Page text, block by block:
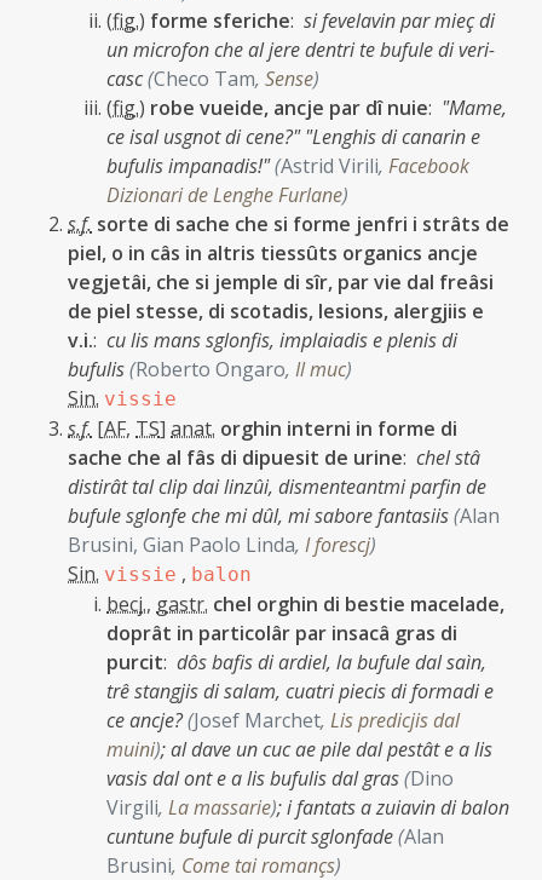
(fig.) forme sferiche: si fevelavin par mieç di
un microfon che al jere dentri te bufule di veri-
casc(Checo Tam, Sense)
(fig.) robe vueide, ancje par dî nuie: "Mame,
ce isal usgnot di cene?" "Lenghis di canarin e
bufulis impanadis!"(Astrid Virili, Facebook
Dizionari de Lenghe Furlane)
s.f. sorte di sache che si forme jenfri i strâts de
piel, o in câs in altris tiessûts organics ancje
vegjetâi, che si jemple di sîr, par vie dal freâsi
de piel stesse, di scotadis, lesions, alergjiis e
v.i.: cu lis mans sglonfis, implaiadis e plenis di
bufulis(Roberto Ongaro, Il muc)
Sin. vissie
s.f. [AF, TS] anat. orghin interni in forme di
sache che al fâs di dipuesit de urine: chel stâ
distirât tal clip dai linzûi, dismenteantmi parfin de
bufule sglonfe che mi dûl, mi sabore fantasiis(Alan
Brusini, Gian Paolo Linda, I forescj)
Sin. vissie , balon
becj., gastr. chel orghin di bestie macelade,
doprât in particolâr par insacâ gras di
purcit: dôs bafis di ardiel, la bufule dal saìn,
trê stangjis di salam, cuatri piecis di formadi e
ce ancje?(Josef Marchet, Lis predicjis dal
muini);al dave un cuc ae pile dal pestât e a lis
vasis dal ont e a lis bufulis dal gras(Dino
Virgili, La massarie);i fantats a zuiavin di balon
cuntune bufule di purcit sglonfade(Alan
Brusini, Come tai romançs)